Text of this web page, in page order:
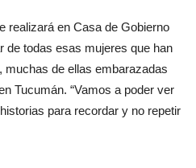
realizará en Casa de Gobierno
de todas esas mujeres que han
muchas de ellas embarazadas
Tucumán. “Vamos a poder ver
para recordar y no repetir